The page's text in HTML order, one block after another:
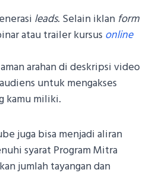
leads. Selain iklan form
atau trailer kursus online
arahan di deskripsi video
untuk mengakses
kamu miliki.
juga bisa menjadi aliran
syarat Program Mitra
jumlah tayangan dan